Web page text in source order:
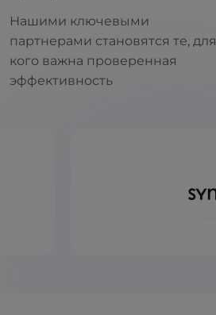
Нашими ключевыми
партнерами становятся те, для
кого важна проверенная
эффективность